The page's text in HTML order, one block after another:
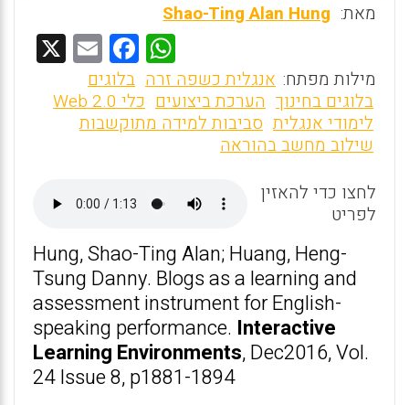
מאת: Shao-Ting Alan Hung
W
h
at
s
p
F
a
ce
b
o
k
E
m
ai
מילות מפתח: אנגלית כשפה זרה בלוגים
בלוגים בחינוך הערכת ביצועים כלי Web 2.0
לימודי אנגלית סביבות למידה מתוקשבות
שילוב מחשב בהוראה
לחצו כדי להאזין
לפריט
Hung, Shao-Ting Alan; Huang, Heng-
Tsung Danny. Blogs as a learning and
assessment instrument for English-
speaking performance. Interactive
Learning Environments, Dec2016, Vol.
24 Issue 8, p1881-1894